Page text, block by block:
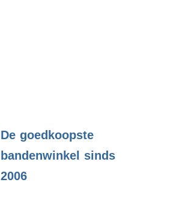
De goedkoopste
bandenwinkel sinds
2006